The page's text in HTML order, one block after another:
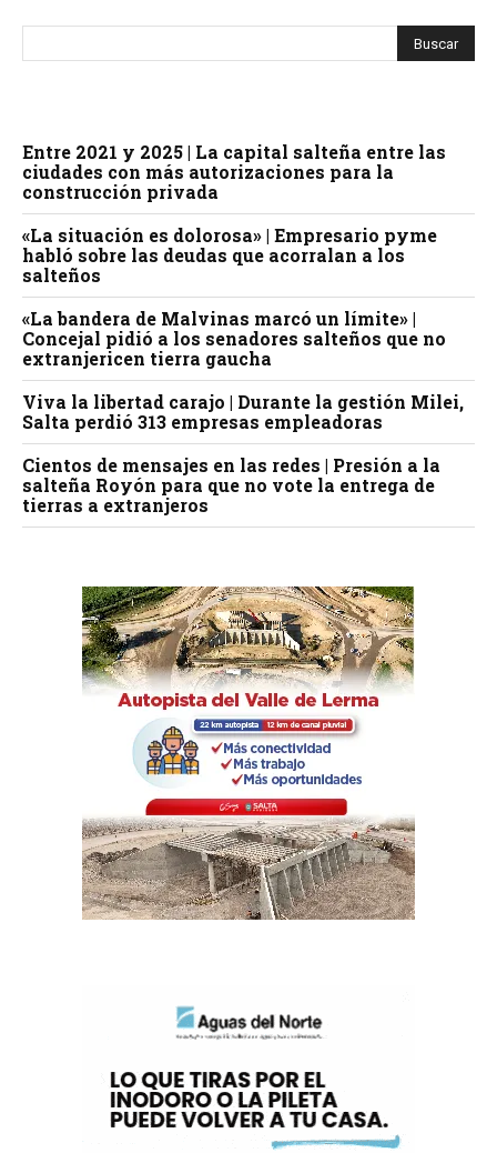
Entre 2021 y 2025 | La capital salteña entre las
ciudades con más autorizaciones para la
construcción privada
«La situación es dolorosa» | Empresario pyme
habló sobre las deudas que acorralan a los
salteños
«La bandera de Malvinas marcó un límite» |
Concejal pidió a los senadores salteños que no
extranjericen tierra gaucha
Viva la libertad carajo | Durante la gestión Milei,
Salta perdió 313 empresas empleadoras
Cientos de mensajes en las redes | Presión a la
salteña Royón para que no vote la entrega de
tierras a extranjeros